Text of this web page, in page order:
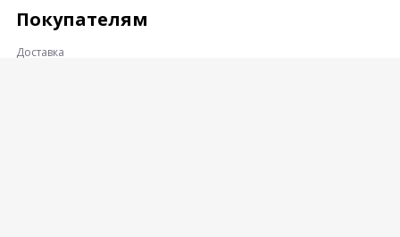
Покупателям
Доставка